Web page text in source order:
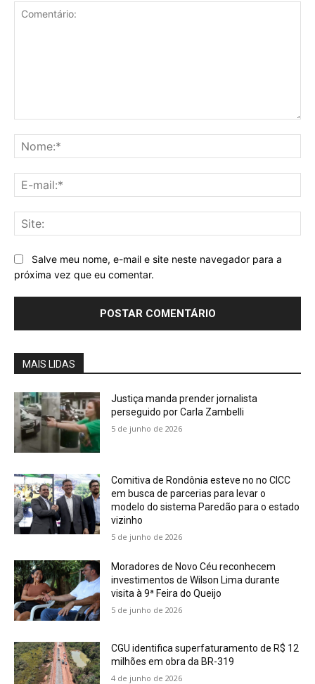
Salve meu nome, e-mail e site neste navegador para a
próxima vez que eu comentar.
MAIS LIDAS
Justiça manda prender jornalista
perseguido por Carla Zambelli
5 de junho de 2026
Comitiva de Rondônia esteve no no CICC
em busca de parcerias para levar o
modelo do sistema Paredão para o estado
vizinho
5 de junho de 2026
Moradores de Novo Céu reconhecem
investimentos de Wilson Lima durante
visita à 9ª Feira do Queijo
5 de junho de 2026
CGU identifica superfaturamento de R$ 12
milhões em obra da BR-319
4 de junho de 2026